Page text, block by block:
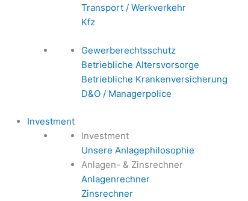
Transport / Werkverkehr
Kfz
Gewerberechtsschutz
Betriebliche Altersvorsorge
Betriebliche Krankenversicherung
D&O / Managerpolice
Investment
Investment
Unsere Anlagephilosophie
Anlagen- & Zinsrechner
Anlagenrechner
Zinsrechner